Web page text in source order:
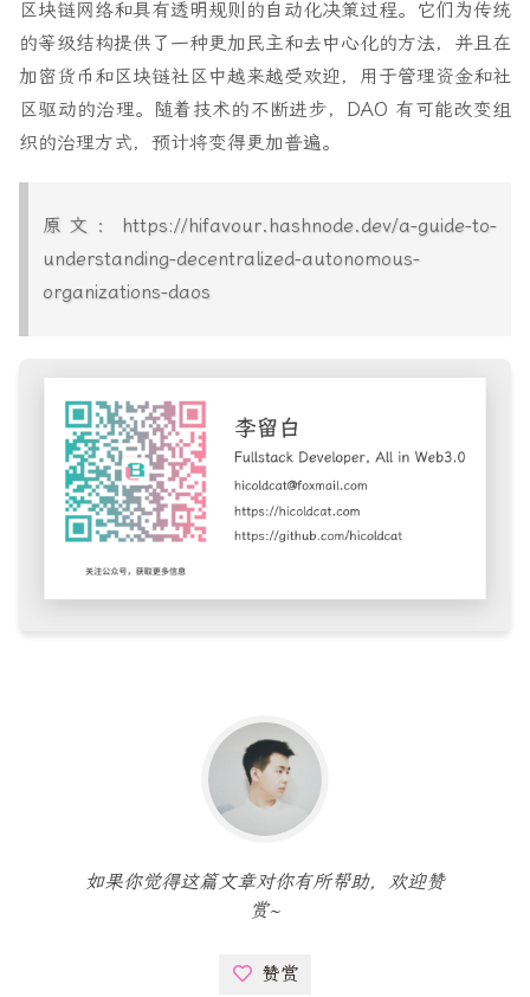
区块链网络和具有透明规则的自动化决策过程。它们为传统
的等级结构提供了一种更加民主和去中心化的方法，并且在
加密货币和区块链社区中越来越受欢迎，用于管理资金和社
区驱动的治理。随着技术的不断进步，DAO 有可能改变组
织的治理方式，预计将变得更加普遍。
原文：https://hifavour.hashnode.dev/a-guide-to-
understanding-decentralized-autonomous-
organizations-daos
如果你觉得这篇文章对你有所帮助，欢迎赞
赏~
赞赏